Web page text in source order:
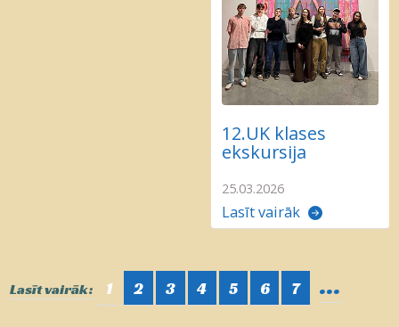
12.UK klases
ekskursija
25.03.2026
Lasīt vairāk
Lasīt vairāk: 1 2 3 4 5 6 7 ...